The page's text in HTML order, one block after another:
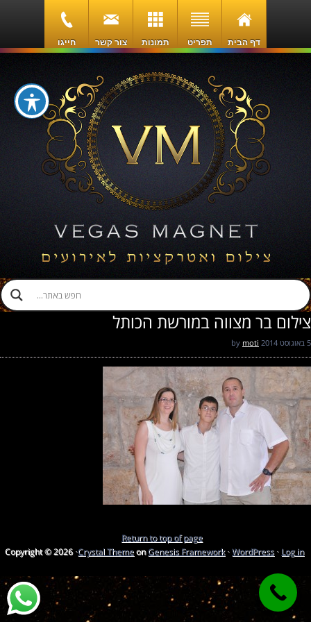
דף הבית תפריט תמונות צור קשר חייגו
צילום בר מצווה במורשת הכותל
5 באוגוסט 2014 moti
Return to top of page
Copyright © 2026 ·Crystal ThemeonGenesis Framework·WordPress· Log in